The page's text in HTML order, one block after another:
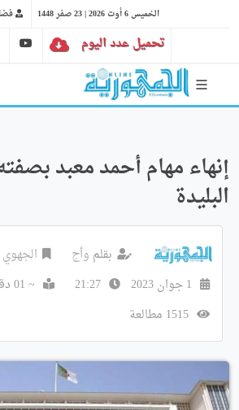
الخميس 6 أوت 2026 | 23 صفر 1448
تحميل عدد اليوم
إنهاء مهام أحمد معبد بصفته
البليدة
بقلم وأج
الجهوي
~ 01 دقيقة